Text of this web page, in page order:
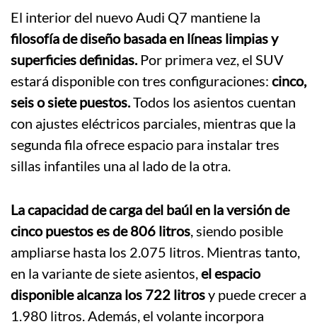
El interior del nuevo Audi Q7 mantiene la
filosofía de diseño basada en líneas limpias y
superficies definidas.Por primera vez, el SUV
estará disponible con tres configuraciones: cinco,
seis o siete puestos.Todos los asientos cuentan
con ajustes eléctricos parciales, mientras que la
segunda fila ofrece espacio para instalar tres
sillas infantiles una al lado de la otra.
La capacidad de carga del baúl en la versión de
cinco puestos es de 806 litros, siendo posible
ampliarse hasta los 2.075 litros. Mientras tanto,
en la variante de siete asientos,el espacio
disponible alcanza los 722 litrosy puede crecer a
1.980 litros. Además, el volante incorpora